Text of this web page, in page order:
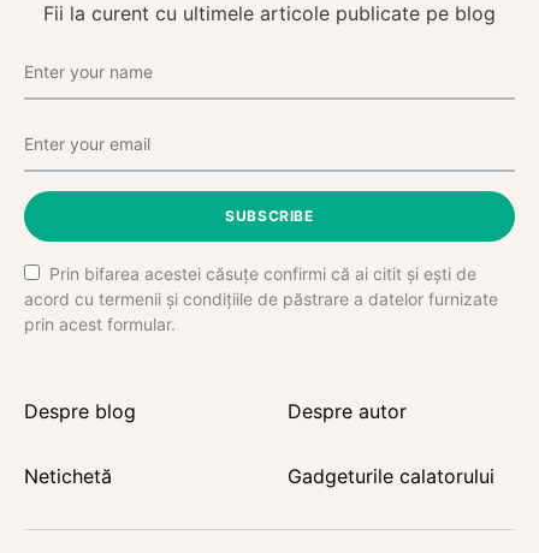
Fii la curent cu ultimele articole publicate pe blog
SUBSCRIBE
Prin bifarea acestei căsuțe confirmi că ai citit și ești de
acord cu termenii și condițiile de păstrare a datelor furnizate
prin acest formular.
Despre blog Despre autor
Netichetă Gadgeturile calatorului